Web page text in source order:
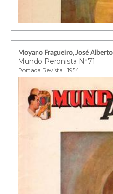
Moyano Fragueiro, José Alberto
Mundo Peronista Nº71
Portada Revista | 1954